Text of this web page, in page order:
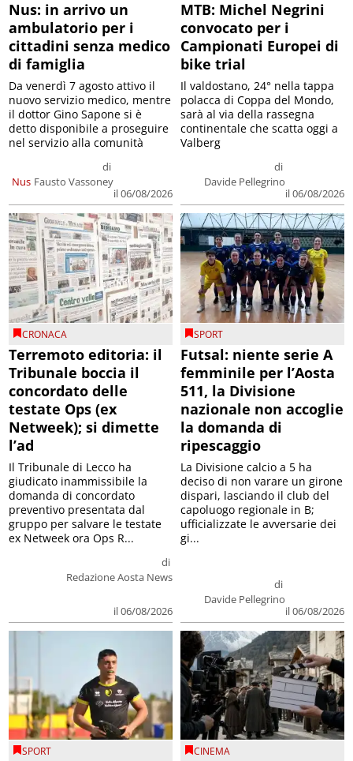
Nus: in arrivo un
ambulatorio per i
cittadini senza medico
di famiglia
Nus
di
Fausto Vassoney
il 06/08/2026
Da venerdì 7 agosto attivo il
nuovo servizio medico, mentre
il dottor Gino Sapone si è
detto disponibile a proseguire
nel servizio alla comunità
MTB: Michel Negrini
convocato per i
Campionati Europei di
bike trial
di
Davide Pellegrino
il 06/08/2026
Il valdostano, 24° nella tappa
polacca di Coppa del Mondo,
sarà al via della rassegna
continentale che scatta oggi a
Valberg
CRONACA
Terremoto editoria: il
Tribunale boccia il
concordato delle
testate Ops (ex
Netweek); si dimette
l’ad
di
Redazione Aosta News
il 06/08/2026
Il Tribunale di Lecco ha
giudicato inammissibile la
domanda di concordato
preventivo presentata dal
gruppo per salvare le testate
ex Netweek ora Ops R...
SPORT
Futsal: niente serie A
femminile per l’Aosta
511, la Divisione
nazionale non accoglie
la domanda di
ripescaggio
di
Davide Pellegrino
il 06/08/2026
La Divisione calcio a 5 ha
deciso di non varare un girone
dispari, lasciando il club del
capoluogo regionale in B;
ufficializzate le avversarie dei
gi...
SPORT CINEMA